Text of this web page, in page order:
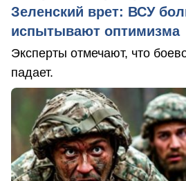
Зеленский врет: ВСУ
испытывают оптимизма
Эксперты отмечают, что
падает.